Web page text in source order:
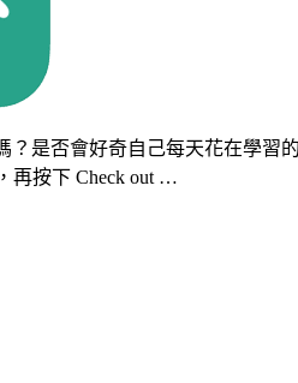
？是否會好奇自己每天花在學習
再按下 Check out …